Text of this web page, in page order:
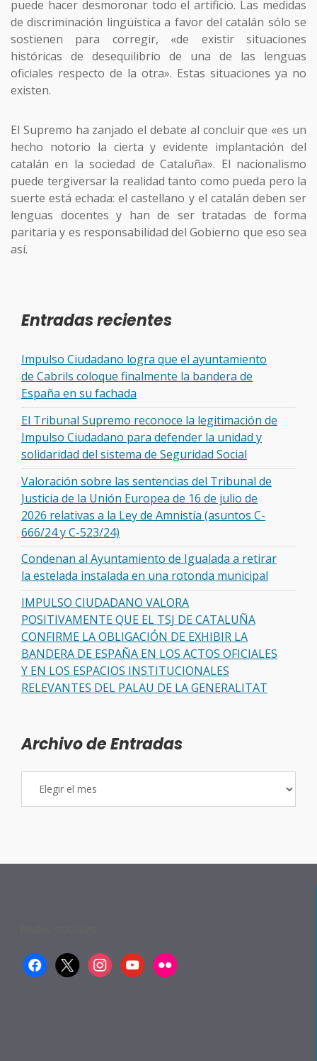
puede hacer desmoronar todo el artificio. Las medidas
de discriminación lingüística a favor del catalán sólo se
sostienen para corregir, «de existir situaciones
históricas de desequilibrio de una de las lenguas
oficiales respecto de la otra». Estas situaciones ya no
existen.
El Supremo ha zanjado el debate al concluir que «es un
hecho notorio la cierta y evidente implantación del
catalán en la sociedad de Cataluña». El nacionalismo
puede tergiversar la realidad tanto como pueda pero la
suerte está echada: el castellano y el catalán deben ser
lenguas docentes y han de ser tratadas de forma
paritaria y es responsabilidad del Gobierno que eso sea
así.
Entradas recientes
Impulso Ciudadano logra que el ayuntamiento
de Cabrils coloque finalmente la bandera de
España en su fachada
El Tribunal Supremo reconoce la legitimación de
Impulso Ciudadano para defender la unidad y
solidaridad del sistema de Seguridad Social
Valoración sobre las sentencias del Tribunal de
Justicia de la Unión Europea de 16 de julio de
2026 relativas a la Ley de Amnistía (asuntos C-
666/24 y C-523/24)
Condenan al Ayuntamiento de Igualada a retirar
la estelada instalada en una rotonda municipal
IMPULSO CIUDADANO VALORA
POSITIVAMENTE QUE EL TSJ DE CATALUÑA
CONFIRME LA OBLIGACIÓN DE EXHIBIR LA
BANDERA DE ESPAÑA EN LOS ACTOS OFICIALES
Y EN LOS ESPACIOS INSTITUCIONALES
RELEVANTES DEL PALAU DE LA GENERALITAT
Archivo de Entradas
facebook instagramyoutubeflickr